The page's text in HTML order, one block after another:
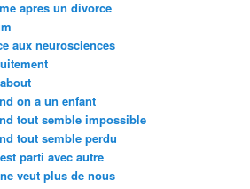
apres un divorce
aux neurosciences
on a un enfant
tout semble impossible
tout semble perdu
parti avec autre
veut plus de nous